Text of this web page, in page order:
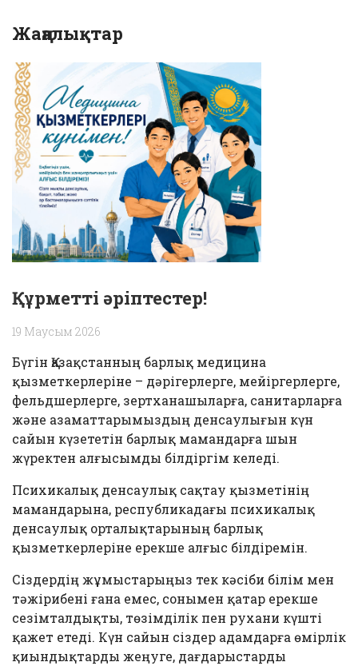
Жаңалықтар
Құрметті әріптестер!
19 Маусым 2026
Бүгін Қазақстанның барлық медицина
қызметкерлеріне – дәрігерлерге, мейіргерлерге,
фельдшерлерге, зертханашыларға, санитарларға
және азаматтарымыздың денсаулығын күн
сайын күзететін барлық мамандарға шын
жүректен алғысымды білдіргім келеді.
Психикалық денсаулық сақтау қызметінің
мамандарына, республикадағы психикалық
денсаулық орталықтарының барлық
қызметкерлеріне ерекше алғыс білдіремін.
Сіздердің жұмыстарыңыз тек кәсіби білім мен
тәжірибені ғана емес, сонымен қатар ерекше
сезімталдықты, төзімділік пен рухани күшті
қажет етеді. Күн сайын сіздер адамдарға өмірлік
қиындықтарды жеңуге, дағдарыстарды